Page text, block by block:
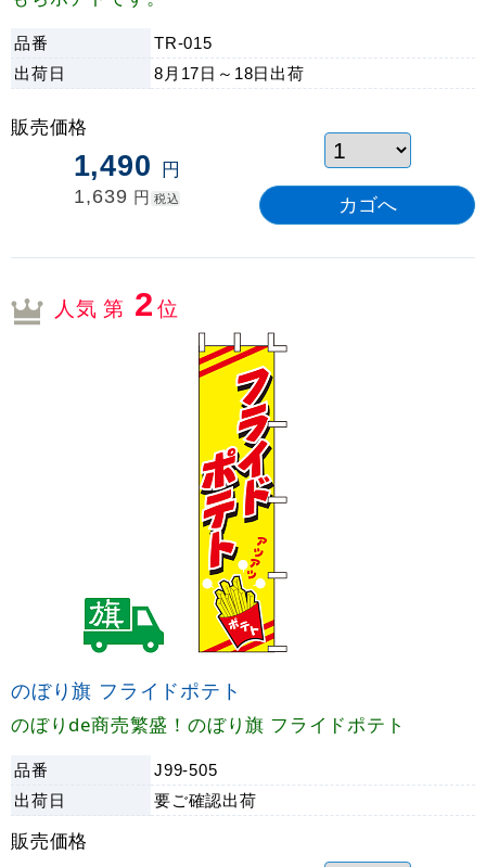
品番 TR-015
出荷日 8月17日～18日 出荷
販売価格
1,490 円
1,639 円 税込
人気 第 2位
のぼり旗 フライドポテト
のぼりde商売繁盛！のぼり旗 フライドポテト
品番 J99-505
出荷日 要ご確認出荷
販売価格